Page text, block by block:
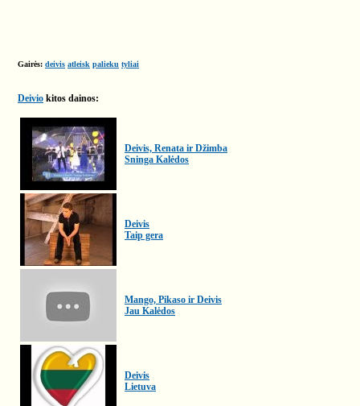
Gairės: deivis atleisk palieku tyliai
Deivio kitos dainos:
Deivis, Renata ir Džimba
Sninga Kalėdos
Deivis
Taip gera
Mango, Pikaso ir Deivis
Jau Kalėdos
Deivis
Lietuva